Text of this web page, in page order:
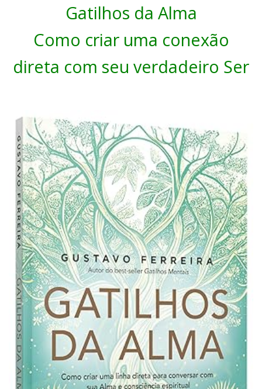
Gatilhos da Alma
Como criar uma conexão
direta com seu verdadeiro Ser